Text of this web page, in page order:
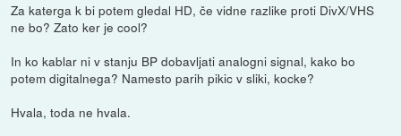
Za katerga k bi potem gledal HD, če vidne razlike proti DivX/VHS
ne bo? Zato ker je cool?
In ko kablar ni v stanju BP dobavljati analogni signal, kako bo
potem digitalnega? Namesto parih pikic v sliki, kocke?
Hvala, toda ne hvala.